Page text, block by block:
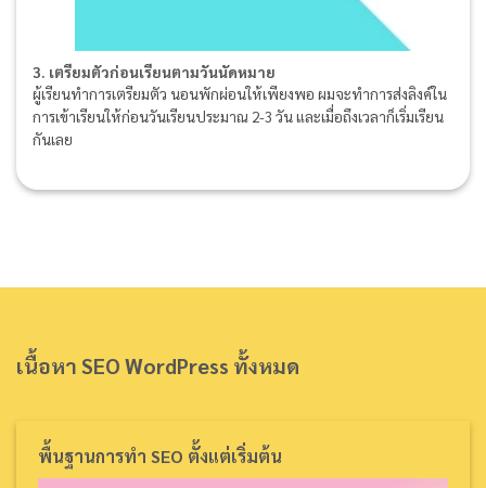
3. เตรียมตัวก่อนเรียนตามวันนัดหมาย
ผู้เรียนทำการเตรียมตัว นอนพักผ่อนให้เพียงพอ ผมจะทำการส่งลิงค์ใน
การเข้าเรียนให้ก่อนวันเรียนประมาณ 2-3 วัน และเมื่อถึงเวลาก็เริ่มเรียน
กันเลย
เนื้อหา SEO WordPress ทั้งหมด
พื้นฐานการทำ SEO ตั้งแต่เริ่มต้น